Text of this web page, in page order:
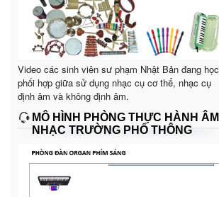
Video các sinh viên sư phạm Nhật Bản đang học
phối hợp giữa sử dụng nhạc cụ cơ thể, nhạc cụ
định âm và không định âm.
MÔ HÌNH PHÒNG THỰC HÀNH ÂM
NHẠC TRƯỜNG PHỔ THÔNG